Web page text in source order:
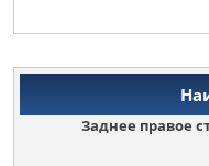
Заднее правое